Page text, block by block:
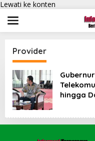
Lewati ke konten
Provider
hingga